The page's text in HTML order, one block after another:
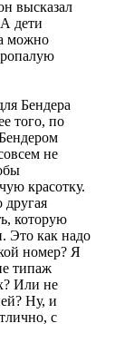
высказал
дети
можно
Бендера
того, по
не
красотку.
другая
которую
Это как надо
номер? Я
типаж
Или не
Ну, и
с